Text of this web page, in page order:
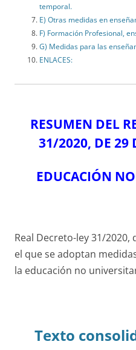
temporal.
E) Otras medidas en
F) Formación Profesional,
G) Medidas para las
ENLACES:
RESUMEN DEL
31/2020, DE 29
EDUCACIÓN
Real Decreto-ley 31/
el que se adoptan
la educación no
Texto